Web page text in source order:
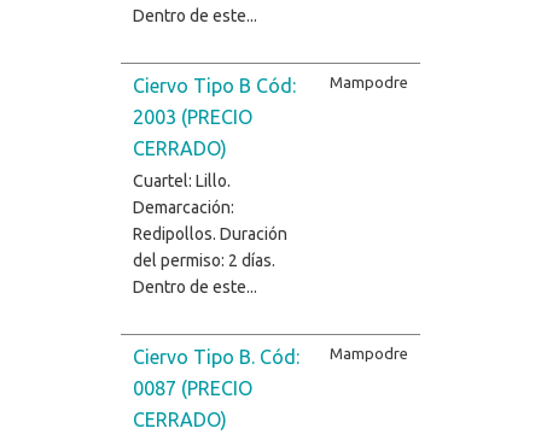
Dentro de este...
Ciervo Tipo B Cód:
2003 (PRECIO
CERRADO)
Cuartel: Lillo.
Demarcación:
Redipollos. Duración
del permiso: 2 días.
Dentro de este...
Mampodre
Ciervo Tipo B. Cód:
0087 (PRECIO
CERRADO)
Mampodre